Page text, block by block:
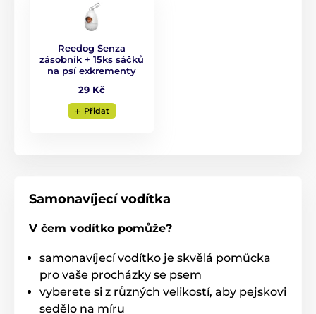
využívá ve vojenství při výrobě padáků, proto se
vyznačuje výbornou schopností vydržet zátěž.
Jediným stiskem: pohotová kontrola
nebo projíždějící auto, vodítko Reedog Senza vám
dovolí přesnou kontrolu intuitivním ovládáním
brzdového tlačítka.Jedním stiskem si tak pohotově
přitáhnete, zastavíte nebo uvolnítespeciální lanko
vodítka, které se nikdy nezamotá
Reedog Senza
zásobník + 15ks sáčků
na psí exkrementy
29 Kč
Přidat
Samonavíjecí vodítka
V čem vodítko pomůže?
samonavíjecí vodítko je skvělá pomůcka
pro vaše procházky se psem
vyberete si z různých velikostí, aby pejskovi
sedělo na míru